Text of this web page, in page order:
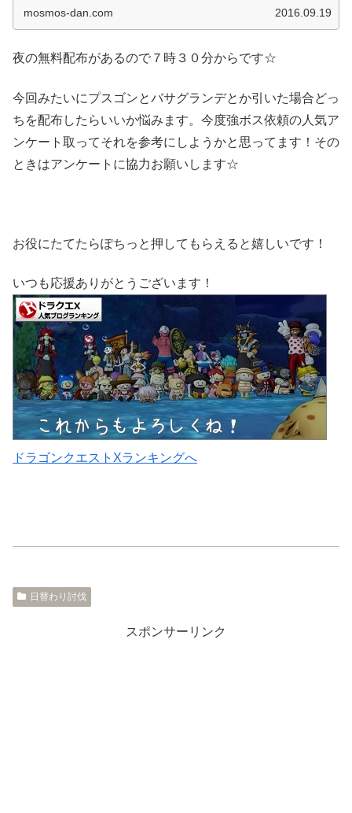
mosmos-dan.com 2016.09.19
夜の無料配布があるので７時３０分からです☆
今回みたいにプスゴンとバサグランデとか引いた場合どっ
ちを配布したらいいか悩みます。今度強ボス依頼の人気ア
ンケート取ってそれを参考にしようかと思ってます！その
ときはアンケートに協力お願いします☆
お役にたてたらぽちっと押してもらえると嬉しいです！
いつも応援ありがとうございます！
ドラゴンクエストXランキングへ
日替わり討伐
スポンサーリンク